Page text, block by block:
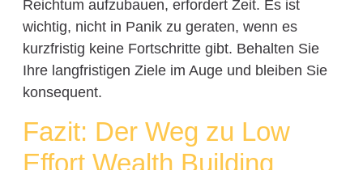
Reichtum aufzubauen, erfordert Zeit. Es ist
wichtig, nicht in Panik zu geraten, wenn es
kurzfristig keine Fortschritte gibt. Behalten Sie
Ihre langfristigen Ziele im Auge und bleiben Sie
konsequent.
Fazit: Der Weg zu Low
Effort Wealth Building